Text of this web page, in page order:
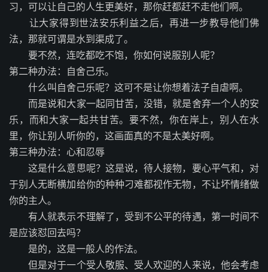
习，可以让自己的人生更美好，那你赶都赶不走他们啊。
让大家得到世法安乐利益之后，再进一步教导他们佛
法，那就可谓是水到渠成了。
要不然，连吃都吃不饱，你如何说服别人呢？
第二种办法：自舍己乐。
什么叫自舍己乐呢？这可不是让你想着法子自虐啊。
而是说和大家一起同甘苦，没错，就是舍弃一个人的安
乐，而和大家一起共甘苦。要不然，你在岸上，别人在水
里，你让别人听你的，这画面真的不是太美好啊。
第三种办法：心和忍辱
这是什么意思呢？这是说，待人接物，要心平气和，对
于别人无断横加给你的种种刁难都视作无物，不让坏情绪做
你的主人。
有人就表示不理解了，受到不公平的待遇，第一时间不
是应该怼回去吗？
是的，这是一般人的作法。
但是对于一个受人敬服、受人欢迎的人来说，他会考虑